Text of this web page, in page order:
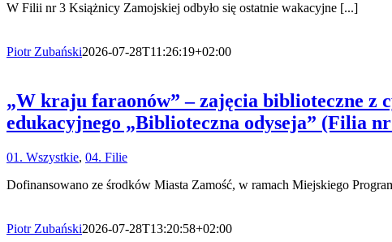
W Filii nr 3 Książnicy Zamojskiej odbyło się ostatnie wakacyjne [...]
Piotr Zubański2026-07-28T11:26:19+02:00
„W kraju faraonów” – zajęcia biblioteczne
edukacyjnego „Biblioteczna odyseja” (Filia nr
01. Wszystkie, 04. Filie
Dofinansowano ze środków Miasta Zamość, w ramach Miejskiego
Piotr Zubański2026-07-28T13:20:58+02:00